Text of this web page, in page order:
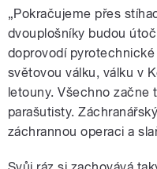
„Pokračujeme přes
dvouplošníky budou
doprovodí
světovou válku, válku v
letouny. Všechno začne
parašutisty.
záchrannou operaci a